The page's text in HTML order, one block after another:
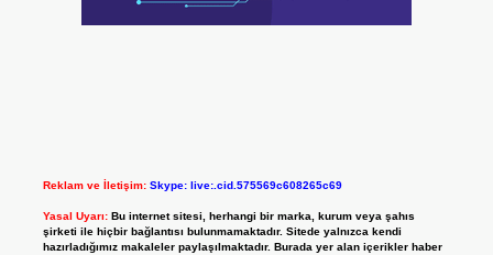
Reklam ve İletişim: Skype: live:.cid.575569c608265c69
Yasal Uyarı: Bu internet sitesi, herhangi bir marka, kurum veya şahıs
şirketi ile hiçbir bağlantısı bulunmamaktadır. Sitede yalnızca kendi
hazırladığımız makaleler paylaşılmaktadır. Burada yer alan içerikler haber